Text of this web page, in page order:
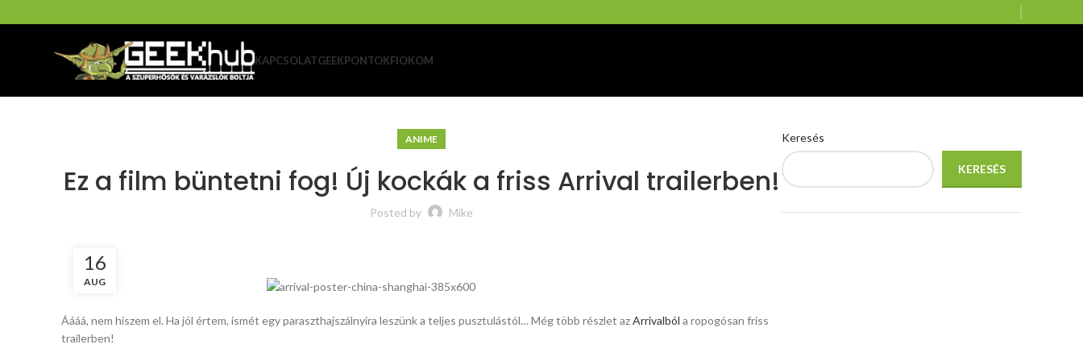
KAPCSOLATGEEKPONTOKFIOKOM
ANIME
Ez a film büntetni fog! Új kockák a friss Arrival trailerben!
Posted by Mike
16
AUG
Áááá, nem hiszem el. Ha jól értem, ismét egy paraszthajszálnyira leszünk a teljes pusztulástól… Még több részlet azArrivalból a ropogósan friss
trailerben!
Keresés
KERESÉS